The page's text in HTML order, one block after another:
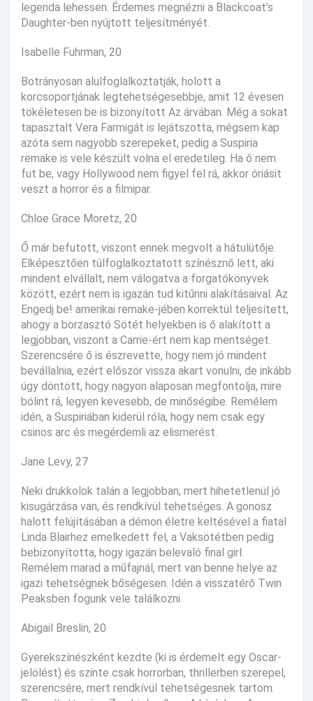
legenda lehessen. Érdemes megnézni a Blackcoat’s
Daughter-ben nyújtott teljesítményét.
Isabelle Fuhrman, 20
Botrányosan alulfoglalkoztatják, holott a
korcsoportjának legtehetségesebbje, amit 12 évesen
tökéletesen be is bizonyított Az árvában. Még a sokat
tapasztalt Vera Farmigát is lejátszotta, mégsem kap
azóta sem nagyobb szerepeket, pedig a Suspiria
remake is vele készült volna el eredetileg. Ha ő nem
fut be, vagy Hollywood nem figyel fel rá, akkor óriásit
veszt a horror és a filmipar.
Chloe Grace Moretz, 20
Ő már befutott, viszont ennek megvolt a hátulütője.
Elképesztően túlfoglalkoztatott színésznő lett, aki
mindent elvállalt, nem válogatva a forgatókönyvek
között, ezért nem is igazán tud kitűnni alakításaival. Az
Engedj be! amerikai remake-jében korrektül teljesített,
ahogy a borzasztó Sötét helyekben is ő alakított a
legjobban, viszont a Carrie-ért nem kap mentséget.
Szerencsére ő is észrevette, hogy nem jó mindent
bevállalnia, ezért először vissza akart vonulni, de inkább
úgy döntött, hogy nagyon alaposan megfontolja, mire
bólint rá, legyen kevesebb, de minőségibe. Remélem
idén, a Suspiriában kiderül róla, hogy nem csak egy
csinos arc és megérdemli az elismerést.
Jane Levy, 27
Neki drukkolok talán a legjobban, mert hihetetlenül jó
kisugárzása van, és rendkívül tehetséges. A gonosz
halott felújításában a démon életre keltésével a fiatal
Linda Blairhez emelkedett fel, a Vaksötétben pedig
bebizonyította, hogy igazán belevaló final girl.
Remélem marad a műfajnál, mert van benne helye az
igazi tehetségnek bőségesen. Idén a visszatérő Twin
Peaksben fogunk vele találkozni.
Abigail Breslin, 20
Gyerekszínészként kezdte (ki is érdemelt egy Oscar-
jelölést) és szinte csak horrorban, thrillerben szerepel,
szerencsére, mert rendkívül tehetségesnek tartom.